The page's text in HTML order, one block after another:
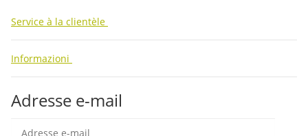
Service à la clientèle
Informazioni
Adresse e-mail